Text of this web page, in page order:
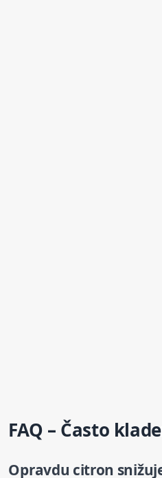
FAQ – Často
Opravdu citron